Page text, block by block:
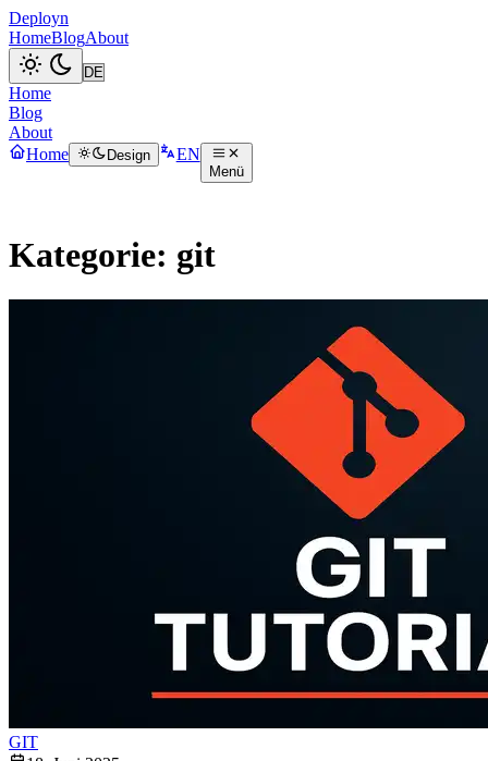
Deployn
HomeBlogAbout
Home
Blog
About
Home
Design EN
Menü
Kategorie: git
GIT